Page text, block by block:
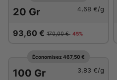
20 Gr 4,68 €/g
93,60 € 170,00 € 45%
Économisez 467,50 €
100 Gr 3,83 €/g